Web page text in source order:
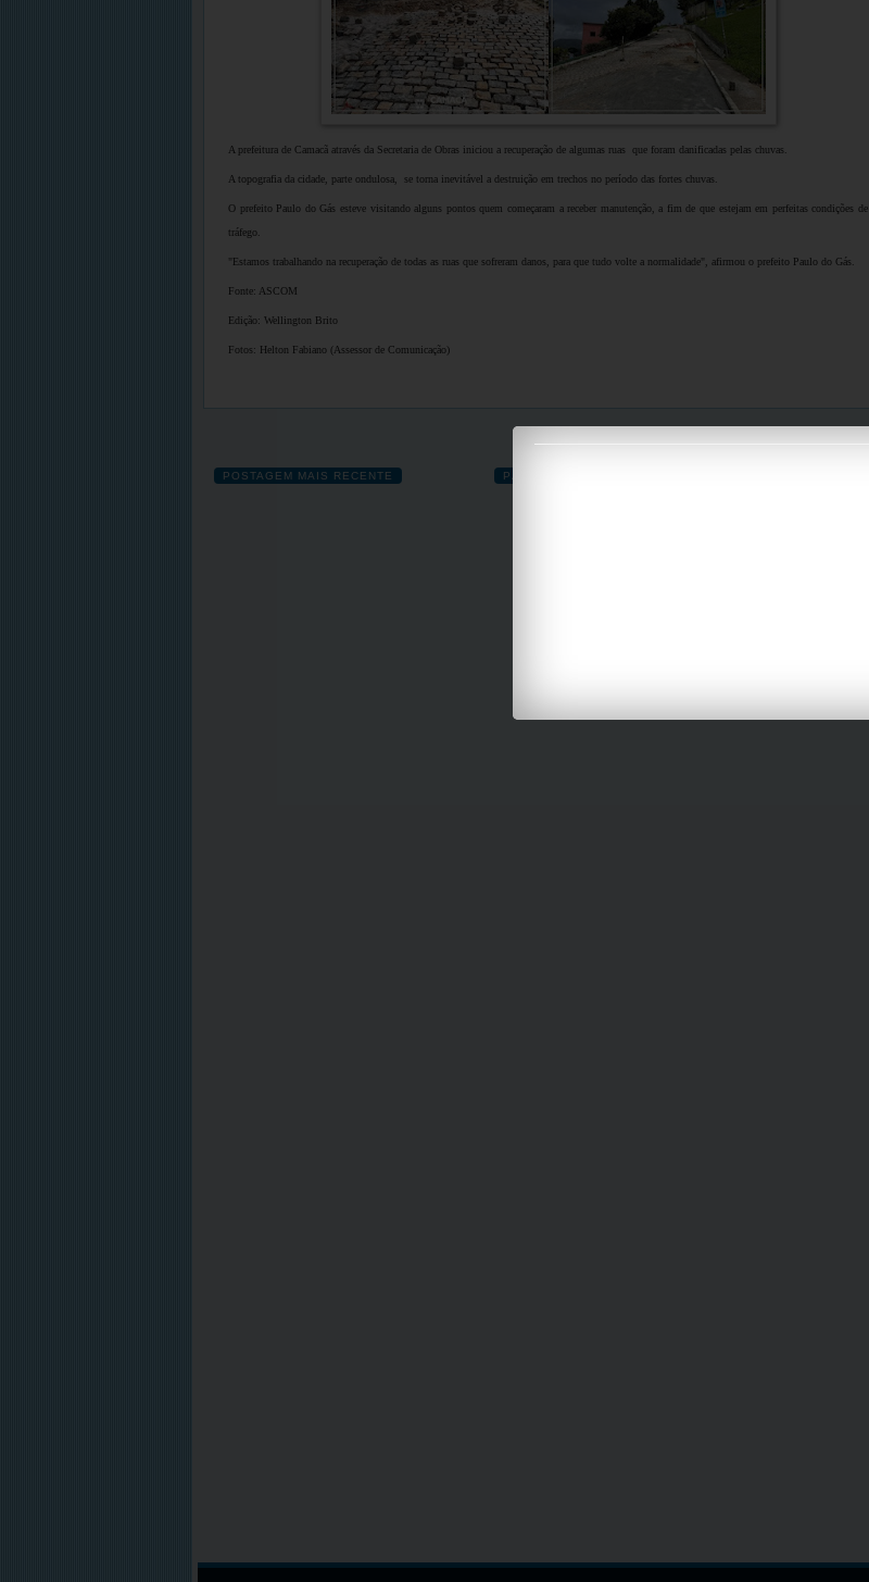
A prefeitura de Camacã através da Secretaria de Obras iniciou a recuperação de algumas ruas que foram danificadas pelas chuvas.
A topografia da cidade, parte ondulosa, se torna inevitável a destruição em trechos no período das fortes chuvas.
O prefeito Paulo do Gás esteve visitando alguns pontos quem começaram a receber manutenção, a fim de que estejam em perfeitas condições de
tráfego.
"Estamos trabalhando na recuperação de todas as ruas que sofreram danos, para que tudo volte a normalidade", afirmou o prefeito Paulo do Gás.
Fonte: ASCOM
Edição: Wellington Brito
Fotos: Helton Fabiano (Assessor de Comunicação)
POSTAGEM MAIS RECENTE PÁGINA INICIAL